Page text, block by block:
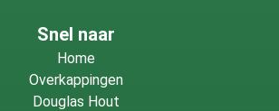
Snel naar
Home
Overkappingen
Douglas Hout